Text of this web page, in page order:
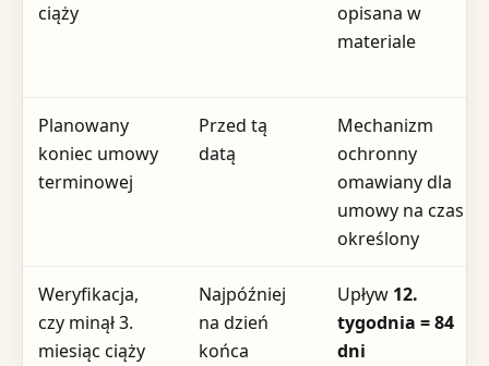
ciąży
opisana w
materiale
Planowany
koniec umowy
terminowej
Przed tą
datą
Mechanizm
ochronny
omawiany dla
umowy na czas
określony
Weryfikacja,
czy minął 3.
miesiąc ciąży
Najpóźniej
na dzień
końca
Upływ 12.
tygodnia = 84
dni